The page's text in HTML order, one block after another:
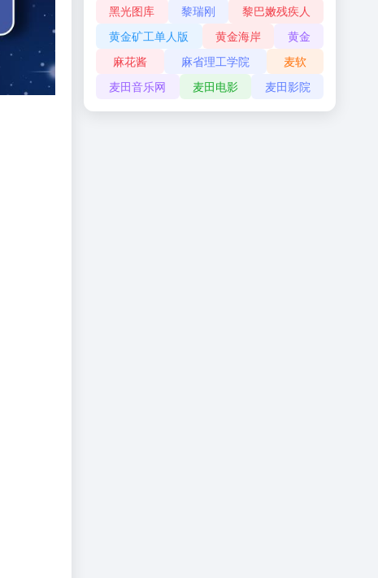
黑光图库
黎瑞刚
黎巴嫩残疾人
黄金矿工单人版
黄金海岸
黄金
麻花酱
麻省理工学院
麦软
麦田音乐网
麦田电影 麦田影院